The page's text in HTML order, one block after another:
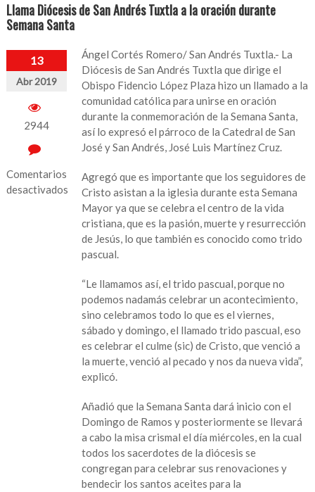
Llama Diócesis de San Andrés Tuxtla a la oración durante
Semana Santa
13
Abr 2019
2944
Comentarios
desactivados
Ángel Cortés Romero/ San Andrés Tuxtla.- La
Diócesis de San Andrés Tuxtla que dirige el
Obispo Fidencio López Plaza hizo un llamado a la
comunidad católica para unirse en oración
durante la conmemoración de la Semana Santa,
así lo expresó el párroco de la Catedral de San
José y San Andrés, José Luis Martínez Cruz.
Agregó que es importante que los seguidores de
Cristo asistan a la iglesia durante esta Semana
Mayor ya que se celebra el centro de la vida
cristiana, que es la pasión, muerte y resurrección
de Jesús, lo que también es conocido como trido
pascual.
“Le llamamos así, el trido pascual, porque no
podemos nadamás celebrar un acontecimiento,
sino celebramos todo lo que es el viernes,
sábado y domingo, el llamado trido pascual, eso
es celebrar el culme (sic) de Cristo, que venció a
la muerte, venció al pecado y nos da nueva vida”,
explicó.
Añadió que la Semana Santa dará inicio con el
Domingo de Ramos y posteriormente se llevará
a cabo la misa crismal el día miércoles, en la cual
todos los sacerdotes de la diócesis se
congregan para celebrar sus renovaciones y
bendecir los santos aceites para la